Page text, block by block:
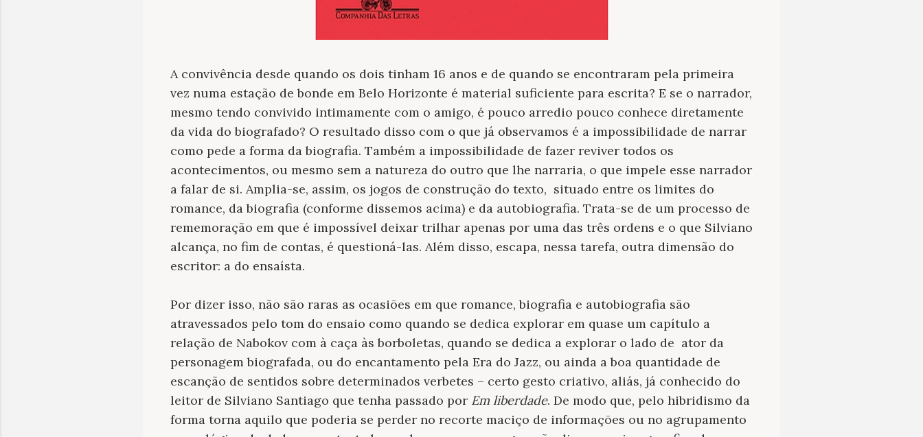
A convivência desde quando os dois tinham 16 anos e de quando se encontraram pela primeira
vez numa estação de bonde em Belo Horizonte é material suficiente para escrita? E se o narrador,
mesmo tendo convivido intimamente com o amigo, é pouco arredio pouco conhece diretamente
da vida do biografado? O resultado disso com o que já observamos é a impossibilidade de narrar
como pede a forma da biografia. Também a impossibilidade de fazer reviver todos os
acontecimentos, ou mesmo sem a natureza do outro que lhe narraria, o que impele esse narrador
a falar de si. Amplia-se, assim, os jogos de construção do texto, situado entre os limites do
romance, da biografia (conforme dissemos acima) e da autobiografia. Trata-se de um processo de
rememoração em que é impossível deixar trilhar apenas por uma das três ordens e o que Silviano
alcança, no fim de contas, é questioná-las. Além disso, escapa, nessa tarefa, outra dimensão do
escritor: a do ensaísta.
Por dizer isso, não são raras as ocasiões em que romance, biografia e autobiografia são
atravessados pelo tom do ensaio como quando se dedica explorar em quase um capítulo a
relação de Nabokov com à caça às borboletas, quando se dedica a explorar o lado de ator da
personagem biografada, ou do encantamento pela Era do Jazz, ou ainda a boa quantidade de
escanção de sentidos sobre determinados verbetes – certo gesto criativo, aliás, já conhecido do
leitor de Silviano Santiago que tenha passado por Em liberdade. De modo que, pelo hibridismo da
forma torna aquilo que poderia se perder no recorte maciço de informações ou no agrupamento